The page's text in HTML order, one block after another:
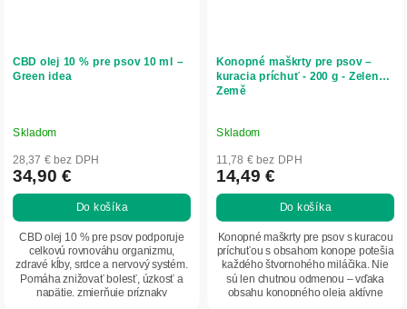
CBD olej 10 % pre psov 10 ml –
Green idea
Skladom
28,37 € bez DPH
34,90 €
Do košíka
CBD olej 10 % pre psov podporuje
celkovú rovnováhu organizmu,
zdravé kĺby, srdce a nervový systém.
Pomáha znižovať bolesť, úzkosť a
napätie, zmierňuje príznaky
Konopné maškrty pre psov –
kuracia príchuť - 200 g - Zelená
Země
Skladom
11,78 € bez DPH
14,49 €
Do košíka
Konopné maškrty pre psov s kuracou
príchuťou s obsahom konope potešia
každého štvornohého miláčika. Nie
sú len chutnou odmenou – vďaka
obsahu konopného oleja aktívne